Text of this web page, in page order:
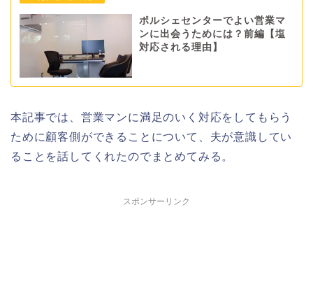
ポルシェセンターでよい営業マ
ンに出会うためには？前編【塩
対応される理由】
本記事では、営業マンに満足のいく対応をしてもらう
ために顧客側ができることについて、夫が意識してい
ることを話してくれたのでまとめてみる。
スポンサーリンク